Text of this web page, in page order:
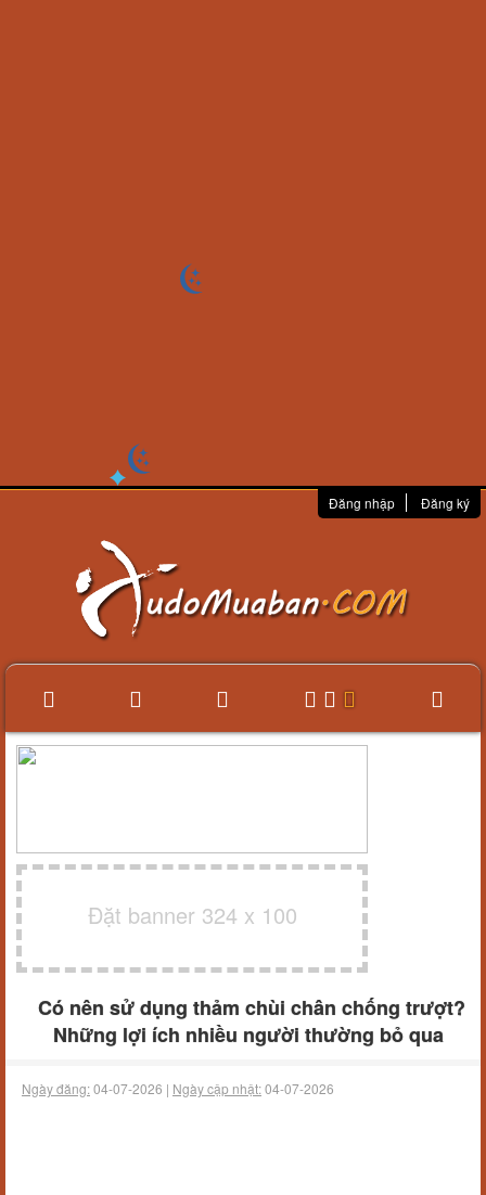
Đăng nhập Đăng ký
Đặt banner 324 x 100
Có nên sử dụng thảm chùi chân chống trượt?
Những lợi ích nhiều người thường bỏ qua
Ngày đăng:04-07-2026 | Ngày cập nhật:04-07-2026